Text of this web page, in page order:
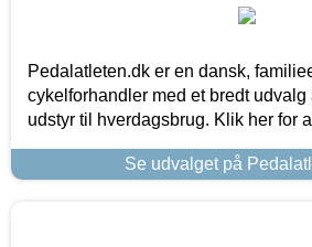
Pedalatleten.dk er en dansk,
cykelforhandler med et bredt
udstyr til hverdagsbrug. Klik her for
Se udvalget på